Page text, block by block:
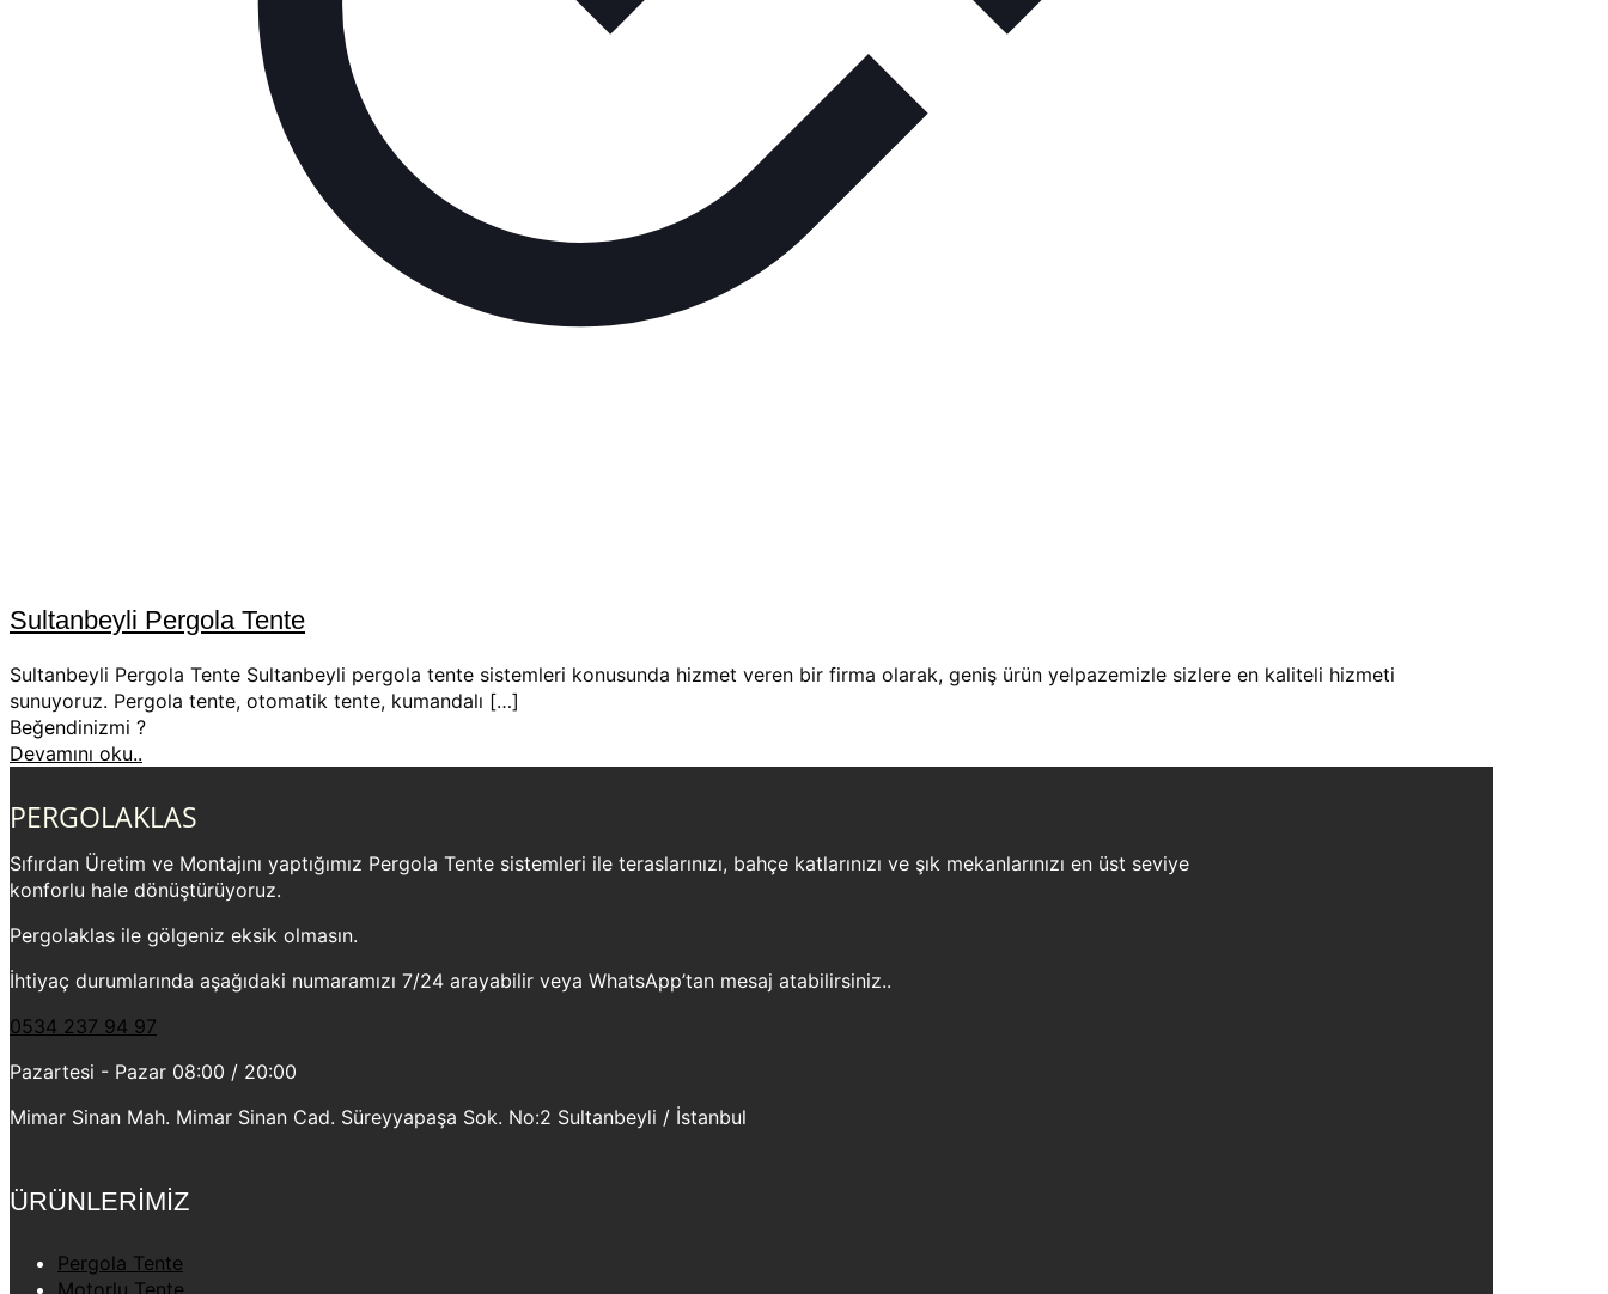
Sultanbeyli Pergola Tente
Sultanbeyli Pergola Tente Sultanbeyli pergola tente sistemleri konusunda hizmet veren bir firma olarak, geniş ürün yelpazemizle sizlere en kaliteli hizmeti
sunuyoruz. Pergola tente, otomatik tente, kumandalı […]
Beğendinizmi ?
Devamını oku..
PERGOLAKLAS
Sıfırdan Üretim ve Montajını yaptığımız Pergola Tente sistemleri ile teraslarınızı, bahçe katlarınızı ve şık mekanlarınızı en üst seviye
konforlu hale dönüştürüyoruz.
Pergolaklas ile gölgeniz eksik olmasın.
İhtiyaç durumlarında aşağıdaki numaramızı 7/24 arayabilir veya WhatsApp’tan mesaj atabilirsiniz..
0534 237 94 97
Pazartesi - Pazar 08:00 / 20:00
Mimar Sinan Mah. Mimar Sinan Cad. Süreyyapaşa Sok. No:2 Sultanbeyli / İstanbul
ÜRÜNLERİMİZ
Pergola Tente
Motorlu Tente